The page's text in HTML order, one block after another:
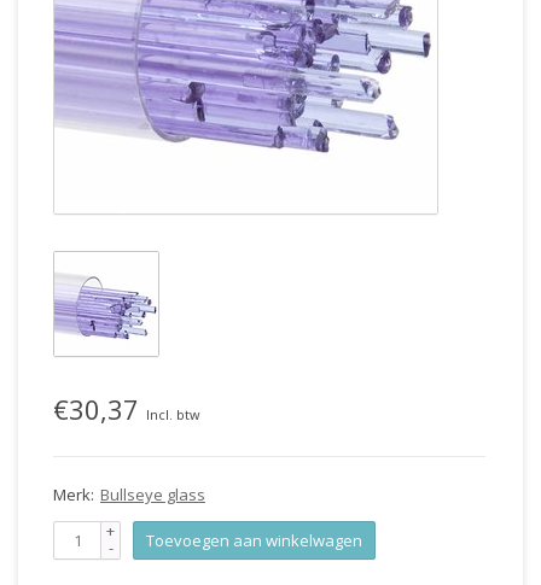
€30,37 Incl. btw
Merk: Bullseye glass
+
- Toevoegen aan winkelwagen